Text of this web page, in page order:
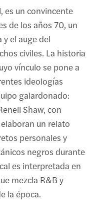
es un convincente
de los años 70, un
el auge del
civiles. La historia
vínculo se pone a
ideologías
galardonado:
Shaw, con
un relato
personales y
negros durante
es interpretada en
mezcla R&B y
la época.